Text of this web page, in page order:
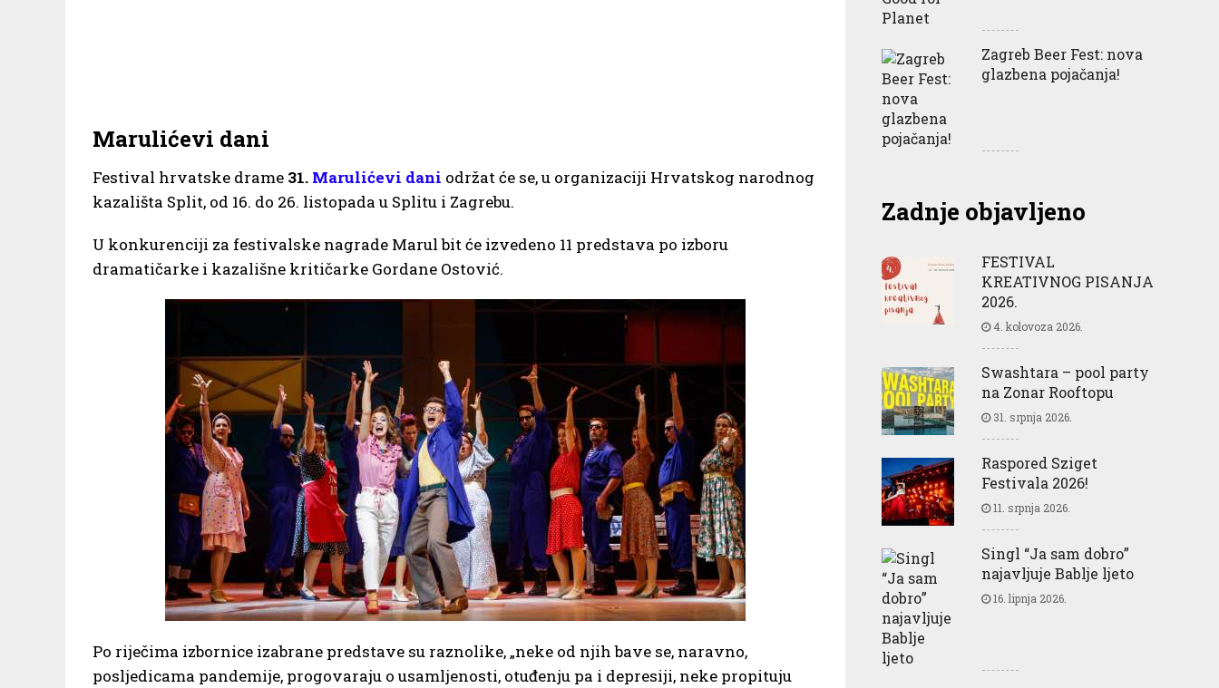
Marulićevi dani
Festival hrvatske drame 31. Marulićevi dani održat će se, u organizaciji Hrvatskog narodnog
kazališta Split, od 16. do 26. listopada u Splitu i Zagrebu.
U konkurenciji za festivalske nagrade Marul bit će izvedeno 11 predstava po izboru
dramatičarke i kazališne kritičarke Gordane Ostović.
Po riječima izbornice izabrane predstave su raznolike, „neke od njih bave se, naravno,
posljedicama pandemije, progovaraju o usamljenosti, otuđenju pa i depresiji, neke propituju
Zagreb Beer Fest: nova
glazbena pojačanja!
Zadnje objavljeno
FESTIVAL
KREATIVNOG PISANJA
2026.
4. kolovoza 2026.
Swashtara – pool party
na Zonar Rooftopu
31. srpnja 2026.
Raspored Sziget
Festivala 2026!
11. srpnja 2026.
Singl “Ja sam dobro”
najavljuje Bablje ljeto
16. lipnja 2026.